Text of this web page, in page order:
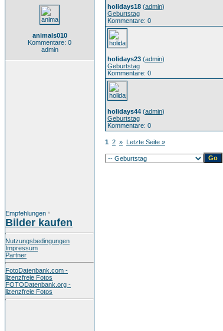
animals010
Kommentare: 0
admin
Empfehlungen *
Bilder kaufen
Nutzungsbedingungen
Impressum
Partner
FotoDatenbank.com -
lizenzfreie Fotos
FOTODatenbank.org -
lizenzfreie Fotos
holidays18 (admin)
Geburtstag
Kommentare: 0
holidays23 (admin)
Geburtstag
Kommentare: 0
holidays44 (admin)
Geburtstag
Kommentare: 0
1 2 » Letzte Seite »